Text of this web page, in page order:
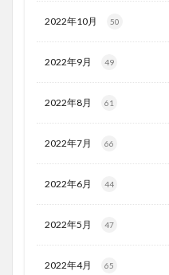
2022年10月 50
2022年9月 49
2022年8月 61
2022年7月 66
2022年6月 44
2022年5月 47
2022年4月 65